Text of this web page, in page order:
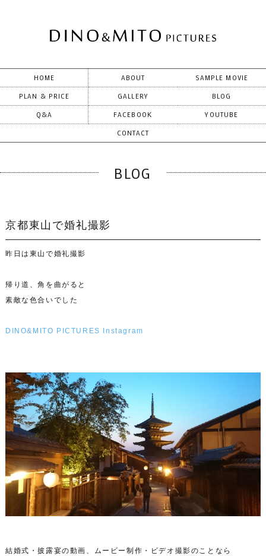
HOME ABOUT SAMPLE MOVIE
PLAN & PRICE GALLERY BLOG
Q&A FACEBOOK YOUTUBE
CONTACT
BLOG
京都東山で婚礼撮影
昨日は東山で婚礼撮影
帰り道、角を曲がると
素敵な色合いでした
DINO&MITO PICTURES Instagram
結婚式・披露宴の動画、ムービー制作・ビデオ撮影のことなら